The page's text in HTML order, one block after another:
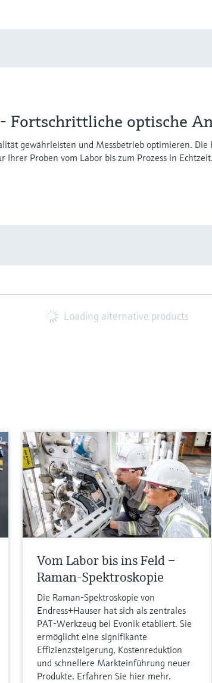
Fortschrittliche optische
gewährleisten und Messbetrieb optimieren. Die
Ihrer Proben vom Labor bis zum Prozess in Echtzeit.
Loading alternative products
Vom Labor bis ins Feld –
Raman-Spektroskopie
Die Raman-Spektroskopie von
Endress+Hauser hat sich als zentrales
PAT-Werkzeug bei Evonik etabliert. Sie
ermöglicht eine signifikante
Effizienzsteigerung, Kostenreduktion
und schnellere Markteinführung neuer
Produkte. Erfahren Sie hier mehr.